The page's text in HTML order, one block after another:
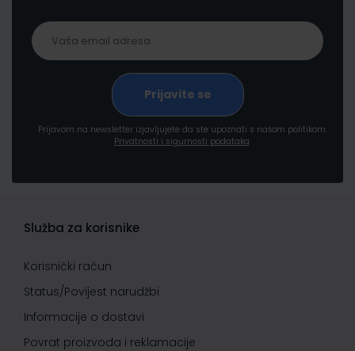
Prijavom na newsletter izjavljujete da ste upoznati s našom politikom
Privatnosti i sigurnosti podataka
Služba za korisnike
Korisnički račun
Status/Povijest narudžbi
Informacije o dostavi
Povrat proizvoda i reklamacije